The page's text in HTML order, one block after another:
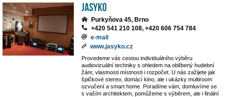
JASYKO
Purkyňova 45, Brno
+420 541 210 108, +420 606 754 784
e-mail
www.jasyko.cz
Provedeme vás cestou individuálního výběru
audiovizuální techniky s ohledem na oblíbený hudební
žánr, vlastnosti místnosti i rozpočet. U nás zažijete jak
špičkové stereo, domácí kino, ale i ukázky multiroom
ozvučení a smart home. Poradíme vám, domluvíme se
s vaším architektem, pomůžeme s výběrem, ale i finální